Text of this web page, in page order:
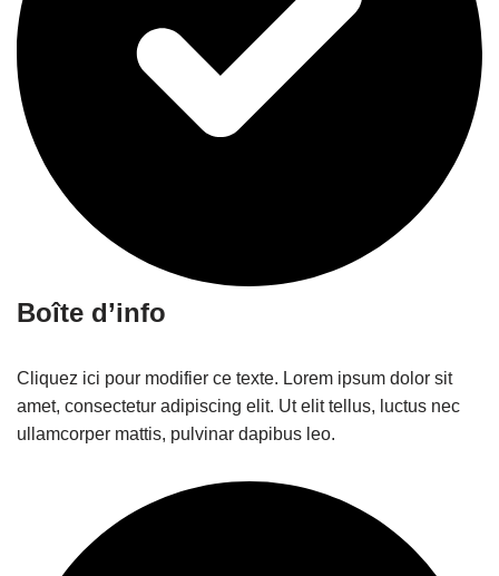
Boîte d’info
Cliquez ici pour modifier ce texte. Lorem ipsum dolor sit
amet, consectetur adipiscing elit. Ut elit tellus, luctus nec
ullamcorper mattis, pulvinar dapibus leo.